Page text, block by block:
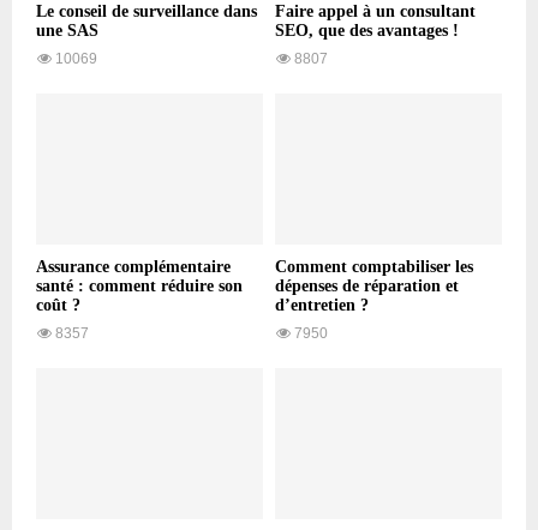
Le conseil de surveillance dans
une SAS
10069
Faire appel à un consultant
SEO, que des avantages !
8807
Assurance complémentaire
santé : comment réduire son
coût ?
8357
Comment comptabiliser les
dépenses de réparation et
d’entretien ?
7950